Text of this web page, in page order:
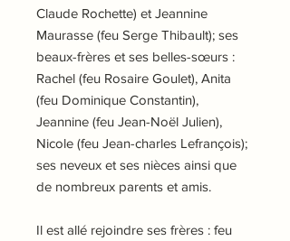
Claude Rochette) et Jeannine
Maurasse (feu Serge Thibault); ses
beaux-frères et ses belles-sœurs :
Rachel (feu Rosaire Goulet), Anita
(feu Dominique Constantin),
Jeannine (feu Jean-Noël Julien),
Nicole (feu Jean-charles Lefrançois);
ses neveux et ses nièces ainsi que
de nombreux parents et amis.
Il est allé rejoindre ses frères : feu